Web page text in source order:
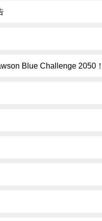
Blue Challenge 2050